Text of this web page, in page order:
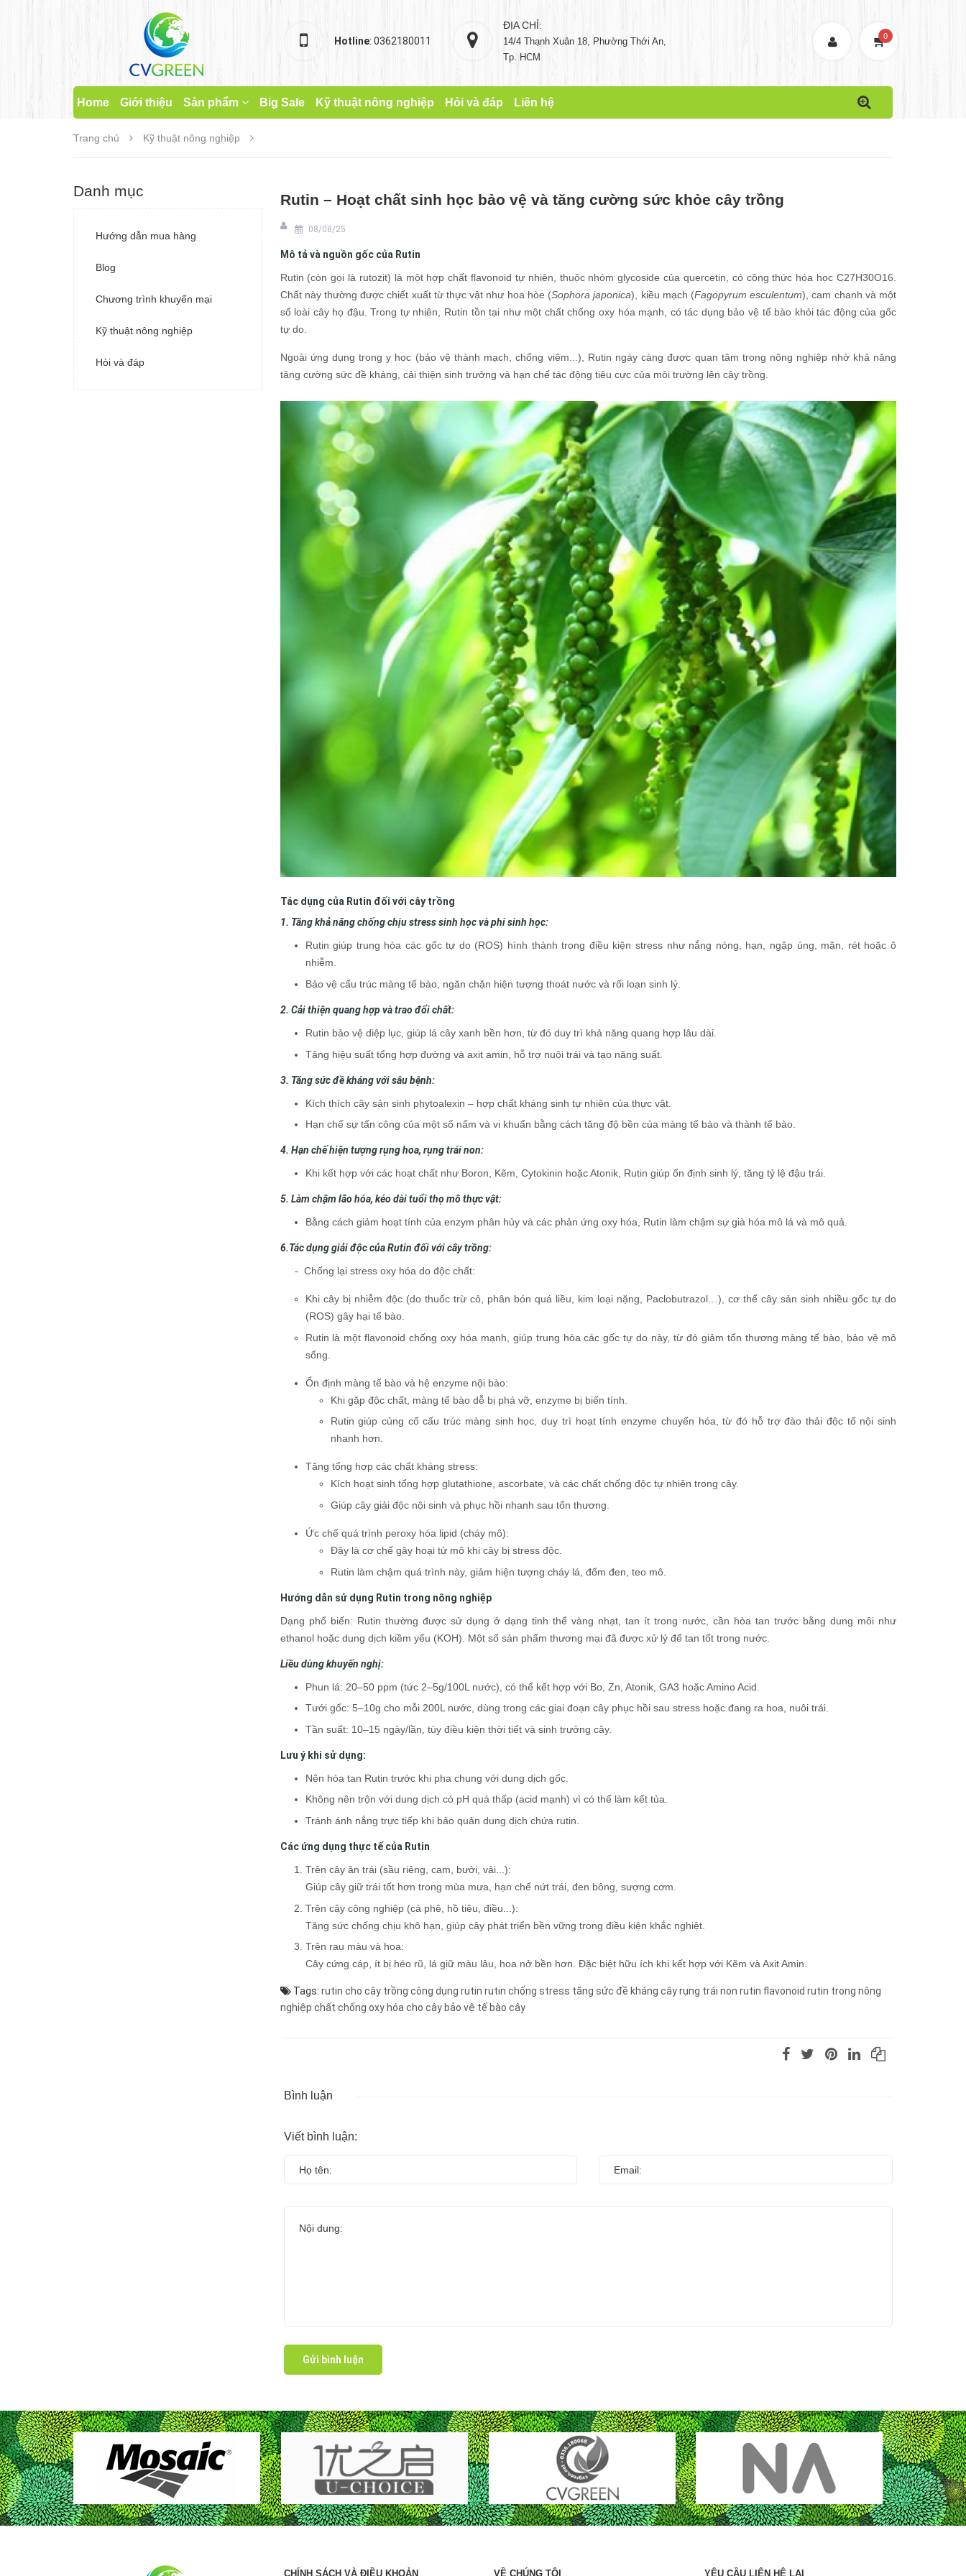
Hotline: 0362180011
ĐỊA CHỈ:
14/4 Thạnh Xuân 18, Phường Thới An,
Tp. HCM
0
Home Giới thiệu Sản phẩm Big Sale Kỹ thuật nông nghiệp Hỏi và đáp Liên hệ
Trang chủ Kỹ thuật nông nghiệp
Rutin – Hoạt chất sinh học bảo vệ và tăng cường sức khỏe cây trồng
08/08/25
Mô tả và nguồn gốc của Rutin
Rutin (còn gọi là rutozit) là một hợp chất flavonoid tự nhiên, thuộc nhóm glycoside của quercetin, có công thức hóa học C27H30O16.
Chất này thường được chiết xuất từ thực vật như hoa hòe (Sophora japonica), kiều mạch (Fagopyrum esculentum), cam chanh và một
số loài cây họ đậu. Trong tự nhiên, Rutin tồn tại như một chất chống oxy hóa mạnh, có tác dụng bảo vệ tế bào khỏi tác động của gốc
tự do.
Ngoài ứng dụng trong y học (bảo vệ thành mạch, chống viêm...), Rutin ngày càng được quan tâm trong nông nghiệp nhờ khả năng
tăng cường sức đề kháng, cải thiện sinh trưởng và hạn chế tác động tiêu cực của môi trường lên cây trồng.
Tác dụng của Rutin đối với cây trồng
1. Tăng khả năng chống chịu stress sinh học và phi sinh học:
Rutin giúp trung hòa các gốc tự do (ROS) hình thành trong điều kiện stress như nắng nóng, hạn, ngập úng, mặn, rét hoặc ô
nhiễm.
Bảo vệ cấu trúc màng tế bào, ngăn chặn hiện tượng thoát nước và rối loạn sinh lý.
2. Cải thiện quang hợp và trao đổi chất:
Rutin bảo vệ diệp lục, giúp lá cây xanh bền hơn, từ đó duy trì khả năng quang hợp lâu dài.
Tăng hiệu suất tổng hợp đường và axit amin, hỗ trợ nuôi trái và tạo năng suất.
3. Tăng sức đề kháng với sâu bệnh:
Kích thích cây sản sinh phytoalexin – hợp chất kháng sinh tự nhiên của thực vật.
Hạn chế sự tấn công của một số nấm và vi khuẩn bằng cách tăng độ bền của màng tế bào và thành tế bào.
4. Hạn chế hiện tượng rụng hoa, rụng trái non:
Khi kết hợp với các hoạt chất như Boron, Kẽm, Cytokinin hoặc Atonik, Rutin giúp ổn định sinh lý, tăng tỷ lệ đậu trái.
5. Làm chậm lão hóa, kéo dài tuổi thọ mô thực vật:
Bằng cách giảm hoạt tính của enzym phân hủy và các phản ứng oxy hóa, Rutin làm chậm sự già hóa mô lá và mô quả.
6.Tác dụng giải độc của Rutin đối với cây trồng:
- Chống lại stress oxy hóa do độc chất:
Khi cây bị nhiễm độc (do thuốc trừ cỏ, phân bón quá liều, kim loại nặng, Paclobutrazol…), cơ thể cây sản sinh nhiều gốc tự do
(ROS) gây hại tế bào.
Rutin là một flavonoid chống oxy hóa mạnh, giúp trung hòa các gốc tự do này, từ đó giảm tổn thương màng tế bào, bảo vệ mô
sống.
Ổn định màng tế bào và hệ enzyme nội bào:
Khi gặp độc chất, màng tế bào dễ bị phá vỡ, enzyme bị biến tính.
Rutin giúp củng cố cấu trúc màng sinh học, duy trì hoạt tính enzyme chuyển hóa, từ đó hỗ trợ đào thải độc tố nội sinh
nhanh hơn.
Tăng tổng hợp các chất kháng stress:
Kích hoạt sinh tổng hợp glutathione, ascorbate, và các chất chống độc tự nhiên trong cây.
Giúp cây giải độc nội sinh và phục hồi nhanh sau tổn thương.
Ức chế quá trình peroxy hóa lipid (cháy mô):
Đây là cơ chế gây hoại tử mô khi cây bị stress độc.
Rutin làm chậm quá trình này, giảm hiện tượng cháy lá, đốm đen, teo mô.
Hướng dẫn sử dụng Rutin trong nông nghiệp
Dạng phổ biến: Rutin thường được sử dụng ở dạng tinh thể vàng nhạt, tan ít trong nước, cần hòa tan trước bằng dung môi như
ethanol hoặc dung dịch kiềm yếu (KOH). Một số sản phẩm thương mại đã được xử lý để tan tốt trong nước.
Liều dùng khuyến nghị:
Phun lá: 20–50 ppm (tức 2–5g/100L nước), có thể kết hợp với Bo, Zn, Atonik, GA3 hoặc Amino Acid.
Tưới gốc: 5–10g cho mỗi 200L nước, dùng trong các giai đoạn cây phục hồi sau stress hoặc đang ra hoa, nuôi trái.
Tần suất: 10–15 ngày/lần, tùy điều kiện thời tiết và sinh trưởng cây.
Lưu ý khi sử dụng:
Nên hòa tan Rutin trước khi pha chung với dung dịch gốc.
Không nên trộn với dung dịch có pH quá thấp (acid mạnh) vì có thể làm kết tủa.
Tránh ánh nắng trực tiếp khi bảo quản dung dịch chứa rutin.
Các ứng dụng thực tế của Rutin
Trên cây ăn trái (sầu riêng, cam, bưởi, vải...):
Giúp cây giữ trái tốt hơn trong mùa mưa, hạn chế nứt trái, đen bông, sượng cơm.
Trên cây công nghiệp (cà phê, hồ tiêu, điều...):
Tăng sức chống chịu khô hạn, giúp cây phát triển bền vững trong điều kiện khắc nghiệt.
Trên rau màu và hoa:
Cây cứng cáp, ít bị héo rũ, lá giữ màu lâu, hoa nở bền hơn. Đặc biệt hữu ích khi kết hợp với Kẽm và Axit Amin.
Tags: rutin cho cây trồng công dụng rutin rutin chống stress tăng sức đề kháng cây rụng trái non rutin flavonoid rutin trong nông
nghiệp chất chống oxy hóa cho cây bảo vệ tế bào cây
Bình luận
Viết bình luận:
Gửi bình luận
Danh mục
Hướng dẫn mua hàng
Blog
Chương trình khuyến mại
Kỹ thuật nông nghiệp
Hòi và đáp
CHÍNH SÁCH VÀ ĐIỀU KHOẢN VỀ CHÚNG TÔI YÊU CẦU LIÊN HỆ LẠI